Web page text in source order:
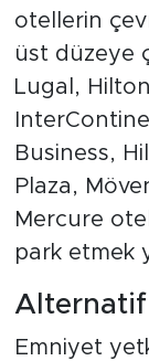
otellerin
üst düzeye
Lugal,
Business,
Plaza,
Mercure
park etmek
Alternatif
Emniyet